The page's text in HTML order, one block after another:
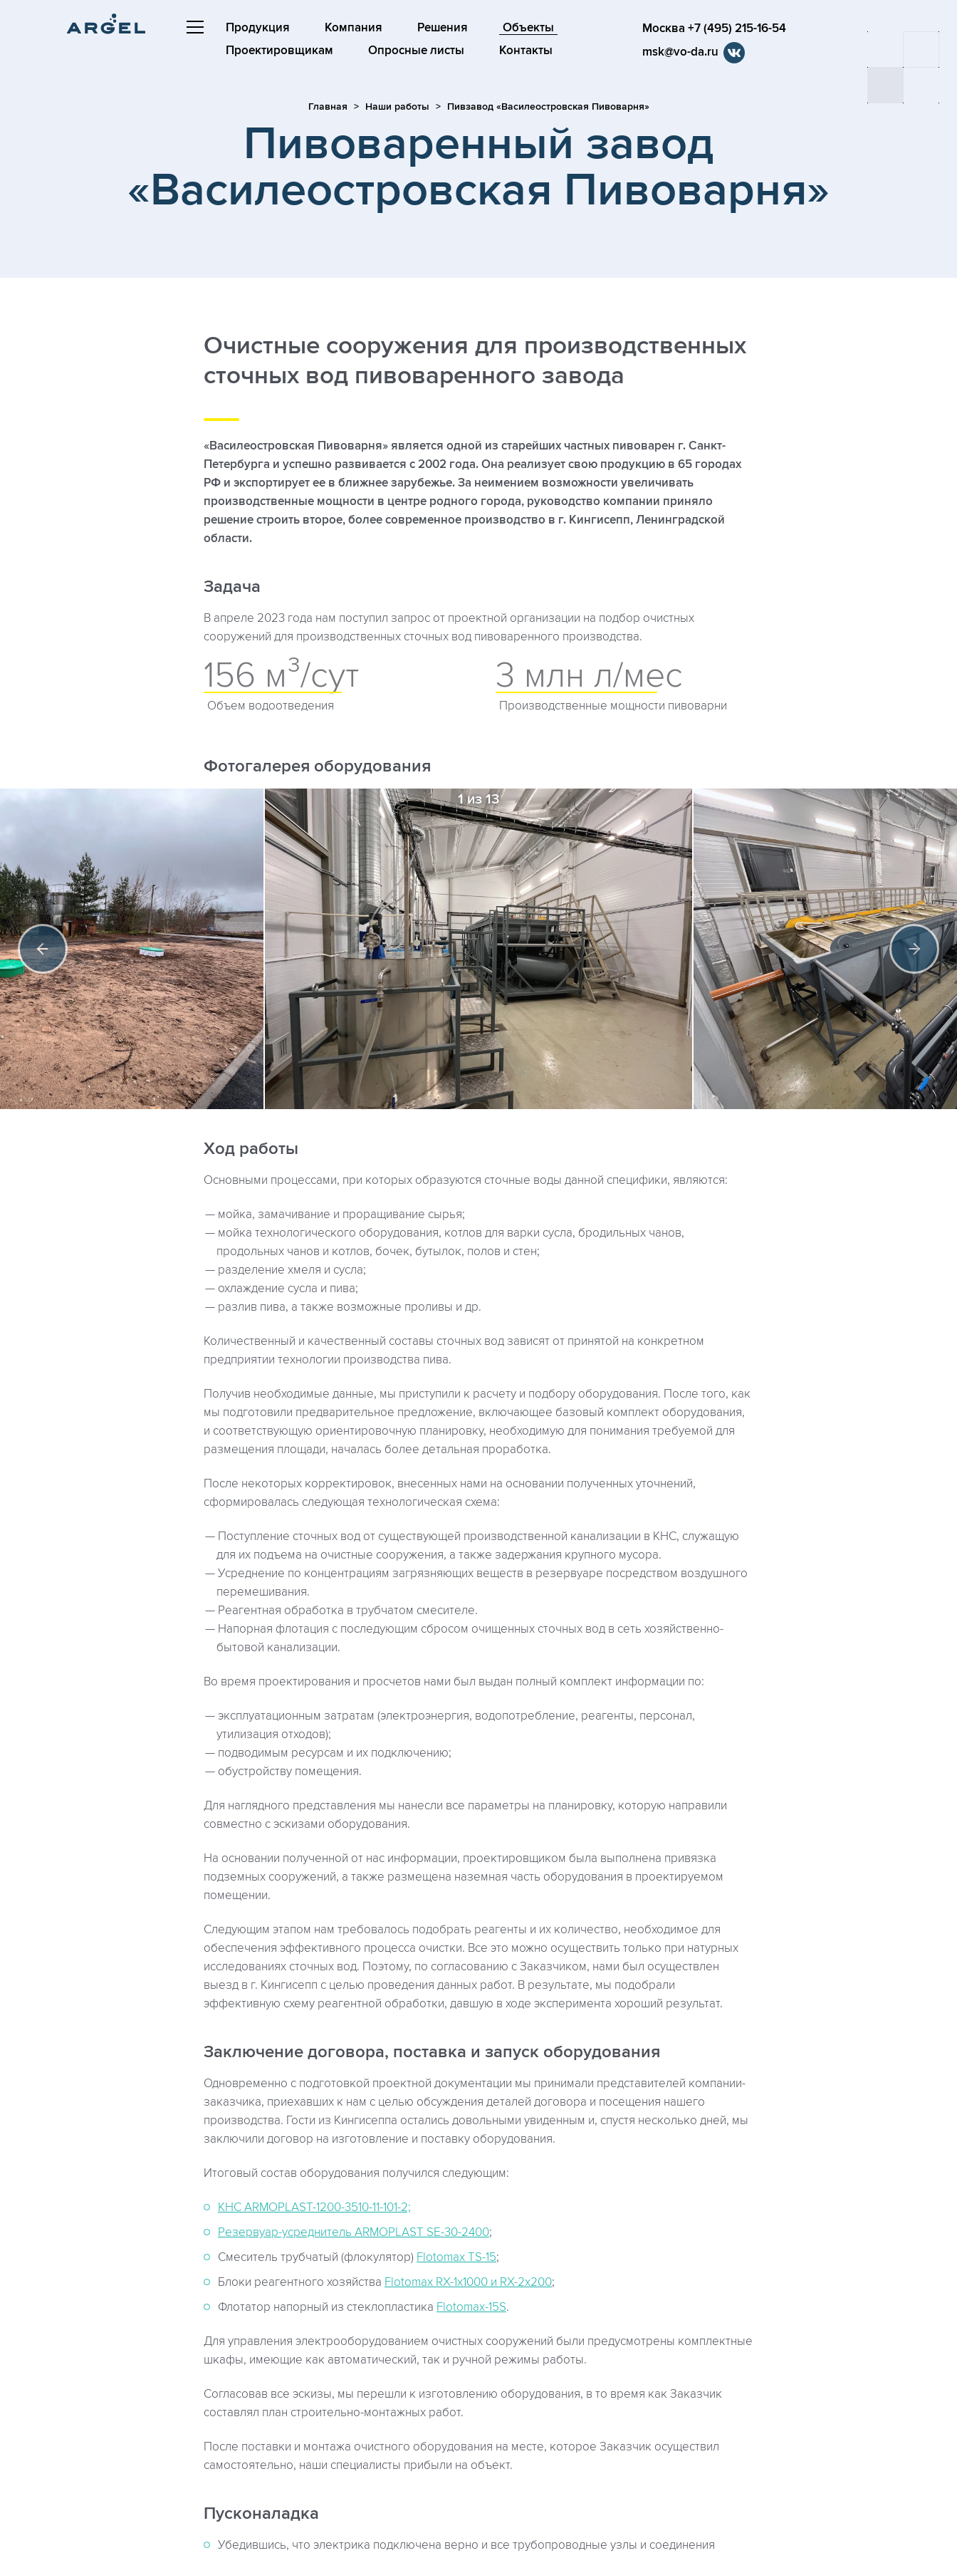
Продукция Компания Решения
Объекты
Проектировщикам
Опросные листы Контакты
Москва +7 (495) 215-16-54
msk@vo-da.ru
Главная Наши работы Пивзавод «Василеостровская Пивоварня»
Пивоваренный завод
«Василеостровская Пивоварня»
Очистные сооружения для производственных
сточных вод пивоваренного завода
«Василеостровская Пивоварня» является одной из старейших частных пивоварен г. Санкт-
Петербурга и успешно развивается с 2002 года. Она реализует свою продукцию в 65 городах
РФ и экспортирует ее в ближнее зарубежье. За неимением возможности увеличивать
производственные мощности в центре родного города, руководство компании приняло
решение строить второе, более современное производство в г. Кингисепп, Ленинградской
области.
Задача
В апреле 2023 года нам поступил запрос от проектной организации на подбор очистных
сооружений для производственных сточных вод пивоваренного производства.
156 м³/сут
Объем водоотведения
3 млн л/мес
Производственные мощности пивоварни
Фотогалерея оборудования
1 из 13
Ход работы
Основными процессами, при которых образуются сточные воды данной специфики, являются:
мойка, замачивание и проращивание сырья;
мойка технологического оборудования, котлов для варки сусла, бродильных чанов,
продольных чанов и котлов, бочек, бутылок, полов и стен;
разделение хмеля и сусла;
охлаждение сусла и пива;
разлив пива, а также возможные проливы и др.
Количественный и качественный составы сточных вод зависят от принятой на конкретном
предприятии технологии производства пива.
Получив необходимые данные, мы приступили к расчету и подбору оборудования. После того, как
мы подготовили предварительное предложение, включающее базовый комплект оборудования,
и соответствующую ориентировочную планировку, необходимую для понимания требуемой для
размещения площади, началась более детальная проработка.
После некоторых корректировок, внесенных нами на основании полученных уточнений,
сформировалась следующая технологическая схема:
Поступление сточных вод от существующей производственной канализации в КНС, служащую
для их подъема на очистные сооружения, а также задержания крупного мусора.
Усреднение по концентрациям загрязняющих веществ в резервуаре посредством воздушного
перемешивания.
Реагентная обработка в трубчатом смесителе.
Напорная флотация с последующим сбросом очищенных сточных вод в сеть хозяйственно-
бытовой канализации.
Во время проектирования и просчетов нами был выдан полный комплект информации по:
эксплуатационным затратам (электроэнергия, водопотребление, реагенты, персонал,
утилизация отходов);
подводимым ресурсам и их подключению;
обустройству помещения.
Для наглядного представления мы нанесли все параметры на планировку, которую направили
совместно с эскизами оборудования.
На основании полученной от нас информации, проектировщиком была выполнена привязка
подземных сооружений, а также размещена наземная часть оборудования в проектируемом
помещении.
Следующим этапом нам требовалось подобрать реагенты и их количество, необходимое для
обеспечения эффективного процесса очистки. Все это можно осуществить только при натурных
исследованиях сточных вод. Поэтому, по согласованию с Заказчиком, нами был осуществлен
выезд в г. Кингисепп с целью проведения данных работ. В результате, мы подобрали
эффективную схему реагентной обработки, давшую в ходе эксперимента хороший результат.
Заключение договора, поставка и запуск оборудования
Одновременно с подготовкой проектной документации мы принимали представителей компании-
заказчика, приехавших к нам с целью обсуждения деталей договора и посещения нашего
производства. Гости из Кингисеппа остались довольными увиденным и, спустя несколько дней, мы
заключили договор на изготовление и поставку оборудования.
Итоговый состав оборудования получился следующим:
КНС ARMOPLAST-1200-3510-11-101-2;
Резервуар-усреднитель ARMOPLAST SE-30-2400;
Смеситель трубчатый (флокулятор) Flotomax TS-15;
Блоки реагентного хозяйства Flotomax RX-1x1000 и RX-2х200;
Флотатор напорный из стеклопластика Flotomax-15S.
Для управления электрооборудованием очистных сооружений были предусмотрены комплектные
шкафы, имеющие как автоматический, так и ручной режимы работы.
Согласовав все эскизы, мы перешли к изготовлению оборудования, в то время как Заказчик
составлял план строительно-монтажных работ.
После поставки и монтажа очистного оборудования на месте, которое Заказчик осуществил
самостоятельно, наши специалисты прибыли на объект.
Пусконаладка
Убедившись, что электрика подключена верно и все трубопроводные узлы и соединения